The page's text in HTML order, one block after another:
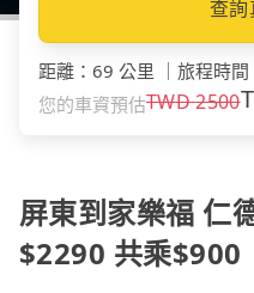
查
距離 ： 69 公里 旅程時間
您的車資預估TWD2500
屏東到家樂福 仁
$2290 共乘$900